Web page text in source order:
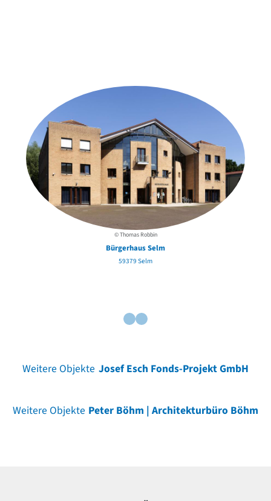
© Thomas Robbin
Bürgerhaus Selm
59379 Selm
Weitere Objekte Josef Esch Fonds-Projekt GmbH
Weitere Objekte Peter Böhm | Architekturbüro Böhm